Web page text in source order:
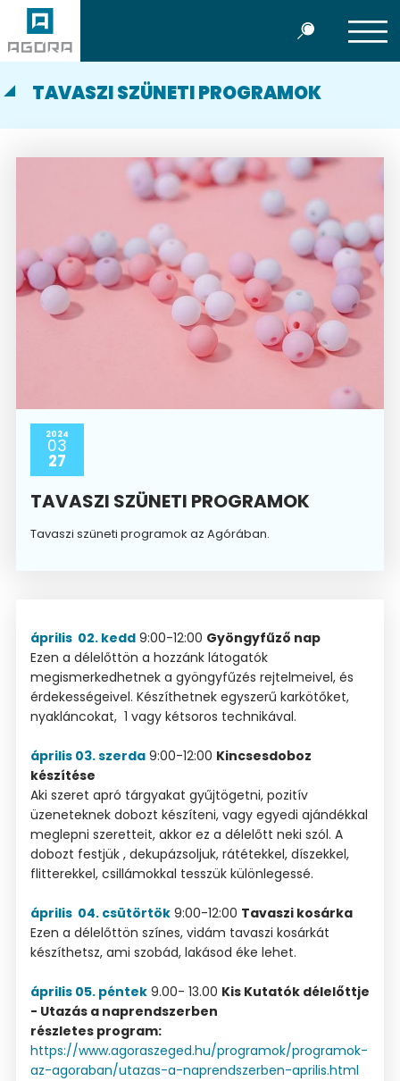
TAVASZI SZÜNETI PROGRAMOK
2024
03
27
TAVASZI SZÜNETI PROGRAMOK
Tavaszi szüneti programok az Agórában.
április 02. kedd9:00-12:00 Gyöngyfűző nap
Ezen a délelőttön a hozzánk látogatók
megismerkedhetnek a gyöngyfűzés rejtelmeivel, és
érdekességeivel. Készíthetnek egyszerű karkötőket,
nyakláncokat, 1 vagy kétsoros technikával.
április 03. szerda9:00-12:00 Kincsesdoboz
készítése
Aki szeret apró tárgyakat gyűjtögetni, pozitív
üzeneteknek dobozt készíteni, vagy egyedi ajándékkal
meglepni szeretteit, akkor ez a délelőtt neki szól. A
dobozt festjük , dekupázsoljuk, rátétekkel, díszekkel,
flitterekkel, csillámokkal tesszük különlegessé.
április 04. csütörtök9:00-12:00 Tavaszi kosárka
Ezen a délelőttön színes, vidám tavaszi kosárkát
készíthetsz, ami szobád, lakásod éke lehet.
április 05. péntek9.00- 13.00 Kis Kutatók délelőttje
- Utazás a naprendszerben
részletes program:
https://www.agoraszeged.hu/programok/programok-
az-agoraban/utazas-a-naprendszerben-aprilis.html